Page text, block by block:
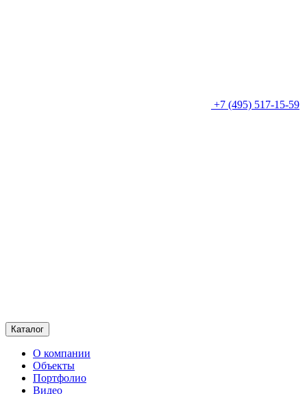
+7 (495) 517-15-59
Каталог
О компании
Объекты
Портфолио
Видео